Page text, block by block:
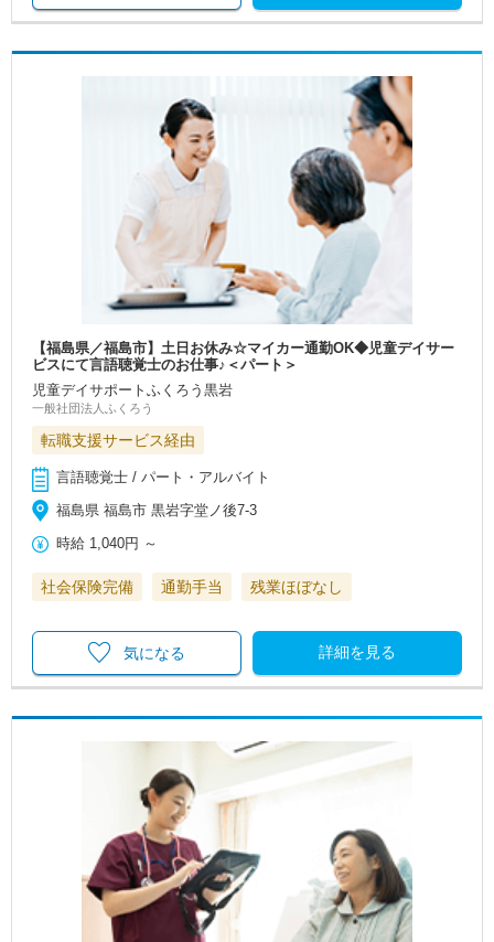
【福島県／福島市】土日お休み☆マイカー通勤OK◆児童デイサー
ビスにて言語聴覚士のお仕事♪＜パート＞
児童デイサポートふくろう黒岩
一般社団法人ふくろう
転職支援サービス経由
言語聴覚士 / パート・アルバイト
福島県 福島市 黒岩字堂ノ後7-3
時給 1,040円 ～
社会保険完備 通勤手当 残業ほぼなし
詳細を見る
気になる